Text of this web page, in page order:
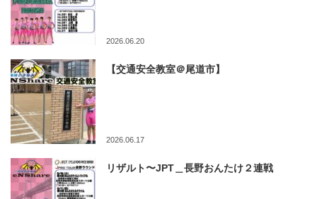
2026.06.20
【交通安全教室＠尾道市】
2026.06.17
リザルト〜JPT＿長野おんたけ２連戦